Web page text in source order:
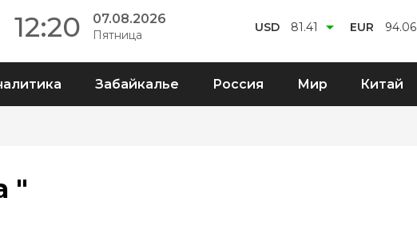
12:20 07.08.2026
Пятница
USD 81.41 EUR 94.06
Забайкалье Россия Мир Китай
"